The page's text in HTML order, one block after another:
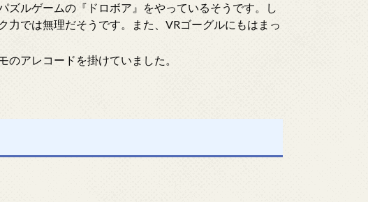
ズルゲームの『ドロボア』をやっているそうです。し
力では無理だそうです。また、VRゴーグルにもはまっ
アレコードを掛けていました。